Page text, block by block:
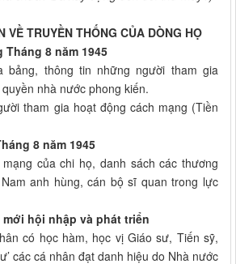
VỀ TRUYỀN THỐNG CỦA DÒNG HỌ
Tháng 8 năm 1945
bảng, thông tin những người tham gia
nhà nước phong kiến.
tham gia hoạt động cách mạng (Tiền
8 năm 1945
của chi họ, danh sách các thương
anh hùng, cán bộ sĩ quan trong lực
hội nhập và phát triển
có học hàm, học vị Giáo sư, Tiến sỹ,
các cá nhân đạt danh hiệu do Nhà nước